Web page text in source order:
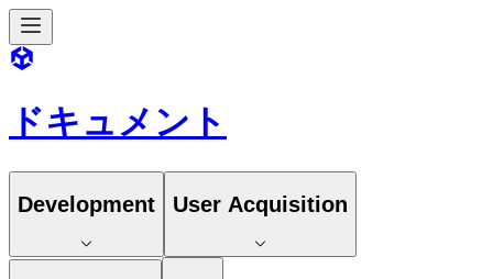
ドキュメント
Development User Acquisition